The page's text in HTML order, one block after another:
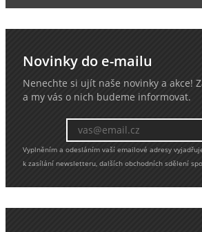
Novinky do e-mailu
Nenechte si ujít naše novinky a akce!
a my vás o nich budeme informovat.
Vyplněním a odesláním vaší emailové adresy
k zasílání newsletteru, dalších obchodních sdělení